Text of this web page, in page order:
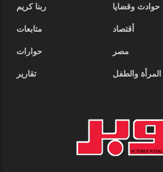
حوادث وقضايا
ربنا كريم
أقتصاد
متابعات
مصر
حوارات
المرأة والطفل
تقارير